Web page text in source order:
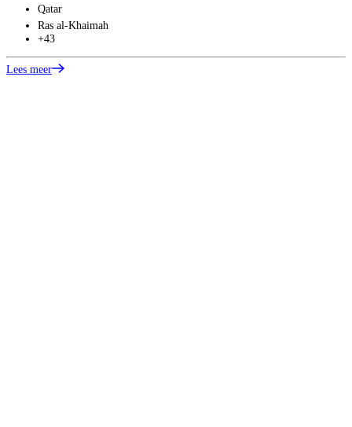
Qatar
Ras al-Khaimah
+43
Lees meer